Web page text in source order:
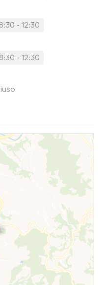
- 12:30
- 12:30